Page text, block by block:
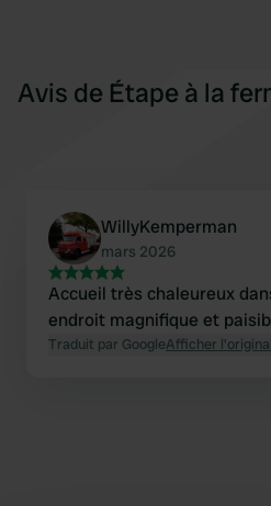
Avis de Étape à la
WillyKemperman
mars 2026
Accueil très chaleureux
endroit magnifique et
Traduit par GoogleAfficher l'original